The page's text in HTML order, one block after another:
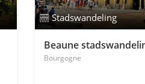
Stadswandeling
Beaune
Bourgogne